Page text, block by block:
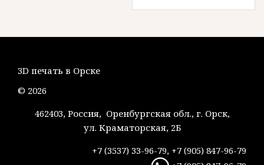
3D печать в Орске
© 2026
462403, Россия, Оренбургская обл., г. Орск,
ул. Краматорская, 2Б
+7 (3537) 33-96-79, +7 (905) 847-96-79